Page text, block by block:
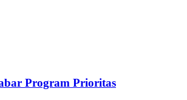
Program Prioritas